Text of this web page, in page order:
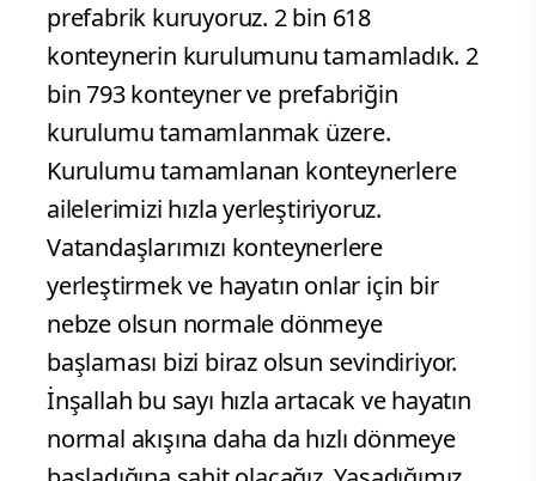
prefabrik kuruyoruz. 2 bin 618
konteynerin kurulumunu tamamladık. 2
bin 793 konteyner ve prefabriğin
kurulumu tamamlanmak üzere.
Kurulumu tamamlanan konteynerlere
ailelerimizi hızla yerleştiriyoruz.
Vatandaşlarımızı konteynerlere
yerleştirmek ve hayatın onlar için bir
nebze olsun normale dönmeye
başlaması bizi biraz olsun sevindiriyor.
İnşallah bu sayı hızla artacak ve hayatın
normal akışına daha da hızlı dönmeye